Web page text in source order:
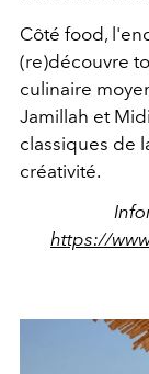
Côté food,
(re)découvre
culinaire
Jamillah et
classiques de
créativité.
https://